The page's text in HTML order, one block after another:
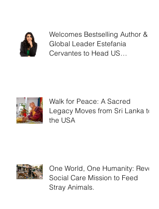
Welcomes Bestselling Author &
Global Leader Estefania
Cervantes to Head US
Walk for Peace: A Sacred
Legacy Moves from Sri Lanka to
the USA
One World, One Humanity: Revo
Social Care Mission to Feed
Stray Animals.